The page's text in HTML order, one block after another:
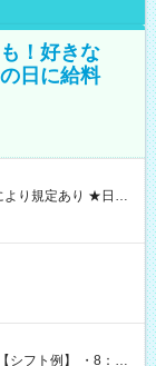
！好きな
日に給料
GET♪ お仕事後はコ
】試